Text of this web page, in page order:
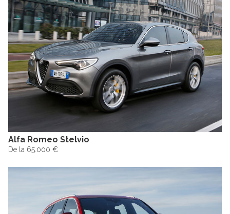
Alfa Romeo Stelvio
De la 65.000 €